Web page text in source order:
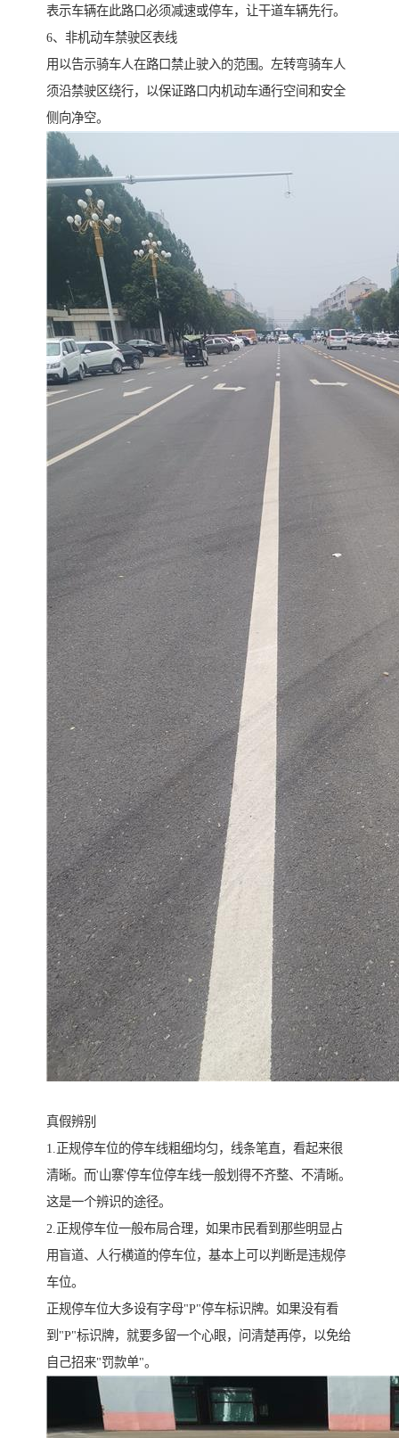
表示车辆在此路口必须减速或停车，让干道车辆先行。
6、非机动车禁驶区表线
用以告示骑车人在路口禁止驶入的范围。左转弯骑车人
须沿禁驶区绕行，以保证路口内机动车通行空间和安全
侧向净空。
真假辨别
1.正规停车位的停车线粗细均匀，线条笔直，看起来很
清晰。而'山寨'停车位停车线一般划得不齐整、不清晰。
这是一个辨识的途径。
2.正规停车位一般布局合理，如果市民看到那些明显占
用盲道、人行横道的停车位，基本上可以判断是违规停
车位。
正规停车位大多设有字母"P"停车标识牌。如果没有看
到"P"标识牌，就要多留一个心眼，问清楚再停，以免给
自己招来"罚款单"。